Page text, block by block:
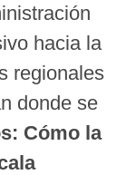
hacia la
regionales
donde se
Cómo la